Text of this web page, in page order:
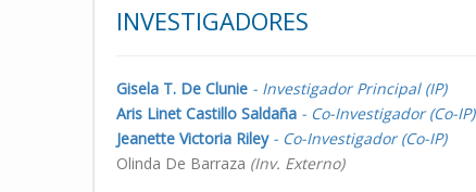
INVESTIGADORES
Gisela T. De Clunie - Investigador Principal (IP)
Aris Linet Castillo Saldaña - Co-Investigador (Co-IP)
Jeanette Victoria Riley - Co-Investigador (Co-IP)
Olinda De Barraza (Inv. Externo)